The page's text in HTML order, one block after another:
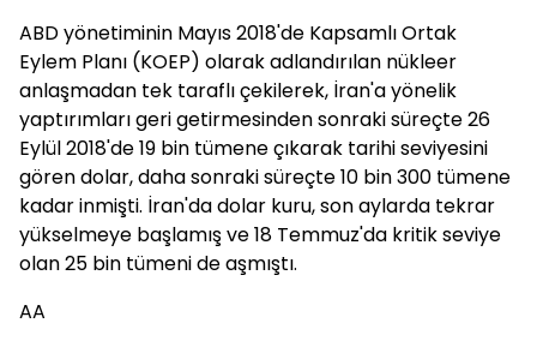
ABD yönetiminin Mayıs 2018'de Kapsamlı Ortak
Eylem Planı (KOEP) olarak adlandırılan nükleer
anlaşmadan tek taraflı çekilerek, İran'a yönelik
yaptırımları geri getirmesinden sonraki süreçte 26
Eylül 2018'de 19 bin tümene çıkarak tarihi seviyesini
gören dolar, daha sonraki süreçte 10 bin 300 tümene
kadar inmişti. İran'da dolar kuru, son aylarda tekrar
yükselmeye başlamış ve 18 Temmuz'da kritik seviye
olan 25 bin tümeni de aşmıştı.
AA